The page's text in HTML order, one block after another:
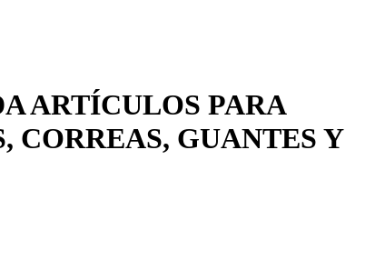
ARTÍCULOS PARA
CORREAS, GUANTES Y